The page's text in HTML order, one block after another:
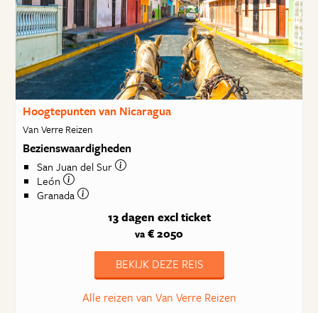
Hoogtepunten van Nicaragua
Van Verre Reizen
Bezienswaardigheden
San Juan del Sur
León
Granada
13 dagen excl ticket
va € 2050
BEKIJK DEZE REIS
Alle reizen van Van Verre Reizen